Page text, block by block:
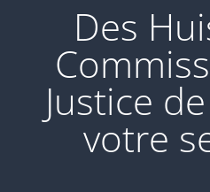
Des
Justice
votre